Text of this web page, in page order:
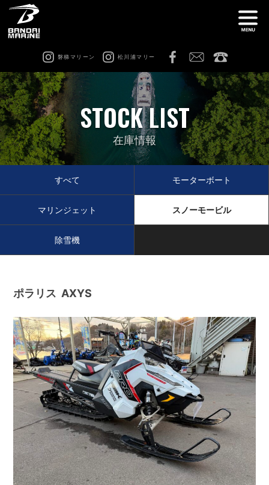
磐梯マリーン 松川浦マリー
船舶免許教室 在庫情報
レンタル 猪苗代ビーチサイドマリーナ
松川浦マリーナ ビーチアクティビティ
STOCK LIST
在庫情報
すべて モーターボート
マリンジェット スノーモービル
除雪機
ポラリス AXYS